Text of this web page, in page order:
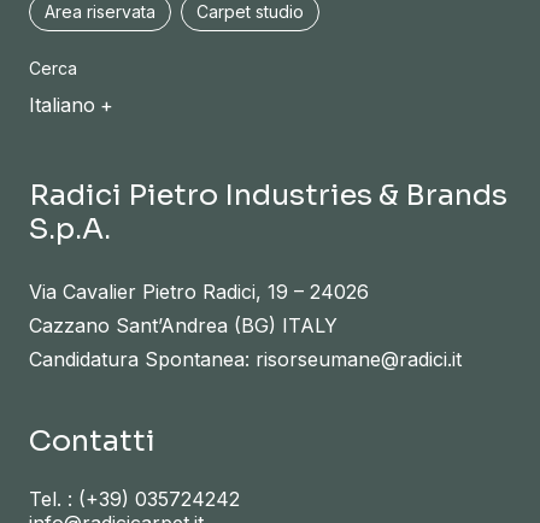
Area riservata Carpet studio
Cerca
Italiano
Radici Pietro Industries & Brands
S.p.A.
Via Cavalier Pietro Radici, 19 – 24026
Cazzano Sant’Andrea (BG) ITALY
Candidatura Spontanea: risorseumane@radici.it
Contatti
Tel. : (+39) 035724242